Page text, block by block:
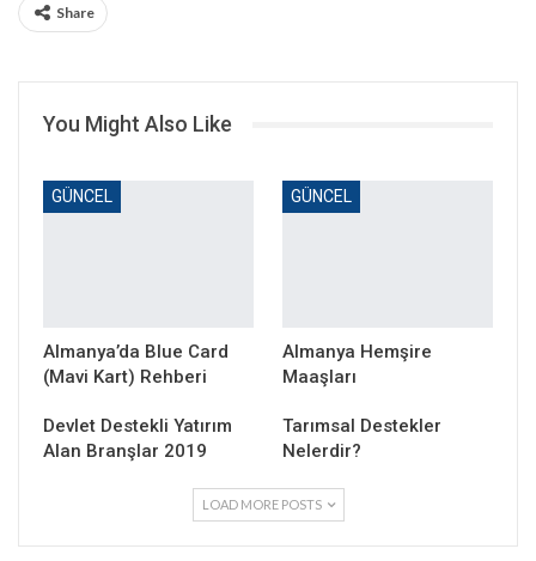
Share
You Might Also Like
GÜNCEL
Almanya’da Blue Card
(Mavi Kart) Rehberi
GÜNCEL
Almanya Hemşire
Maaşları
Devlet Destekli Yatırım
Alan Branşlar 2019
Tarımsal Destekler
Nelerdir?
LOAD MORE POSTS